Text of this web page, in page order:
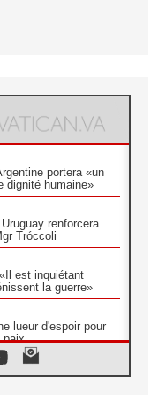
portera «un
dignité humaine»
renforcera
Tróccoli
est inquiétant
la guerre»
lueur d'espoir pour
paix
vers